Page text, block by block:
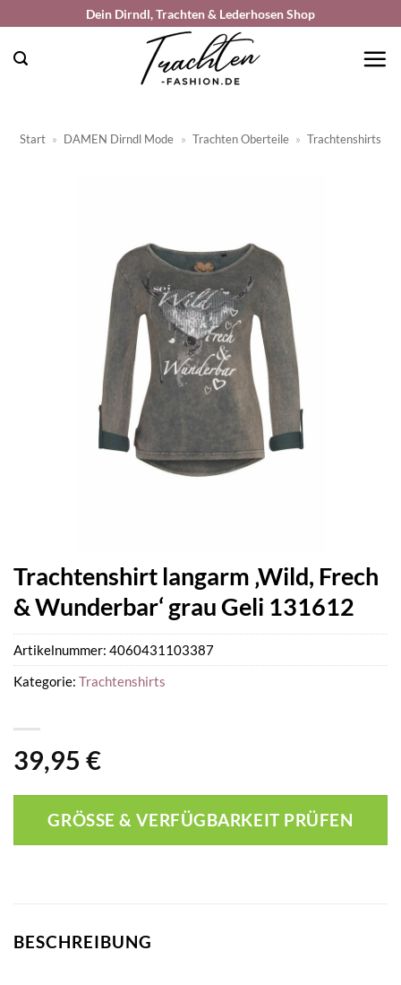
springen
Dein Dirndl, Trachten & Lederhosen Shop
Start » DAMEN Dirndl Mode » Trachten Oberteile » Trachtenshirts
Trachtenshirt langarm ‚Wild, Frech
& Wunderbar‘ grau Geli 131612
39,95 €
GRÖSSE & VERFÜGBARKEIT PRÜFEN
Artikelnummer: 4060431103387
Kategorie: Trachtenshirts
BESCHREIBUNG